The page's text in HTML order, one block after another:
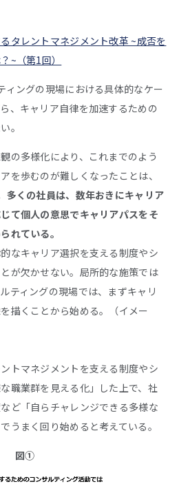
タレントマネジメント改革 ~成否を
~（第1回）
ィングの現場における具体的なケー
、キャリア自律を加速するための
。
の多様化により、これまでのよう
を歩むのが難しくなったことは、
多くの社員は、数年おきにキャリア
て個人の意思でキャリアパスをそ
れている。
なキャリア選択を支える制度やシ
が欠かせない。局所的な施策では
ティングの現場では、まずキャリ
描くことから始める。（イメー
トマネジメントを支える制度やシ
職業群を見える化」した上で、社
ど「自らチャレンジできる多様な
うまく回り始めると考えている。
図①